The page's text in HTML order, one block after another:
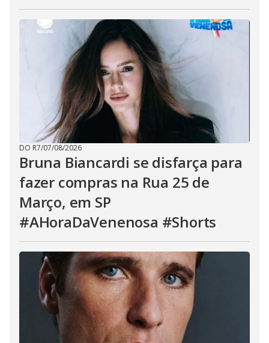
DO R7/07/08/2026
Bruna Biancardi se disfarça para
fazer compras na Rua 25 de
Março, em SP
#AHoraDaVenenosa #Shorts